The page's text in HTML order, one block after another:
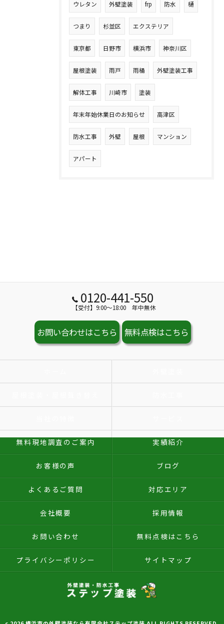
ウレタン 外壁塗装 frp 防水 樋
つまり 杉並区 エクステリア
東京都 日野市 横浜市 神奈川区
屋根塗装 雨戸 雨桶 外壁塗装工事
解体工事 川崎市 塗装
年末年始休業日のお知らせ 高津区
防水工事 外壁 屋根 マンション
アパート
0120-441-550
【受付】9:00～18:00 年中無休
お問い合わせはこちら 無料点検はこちら
無料現地調査のご案内 実績紹介
お客様の声 ブログ
よくあるご質問 対応エリア
会社概要 採用情報
お問い合わせ 無料点検はこちら
プライバシーポリシー サイトマップ